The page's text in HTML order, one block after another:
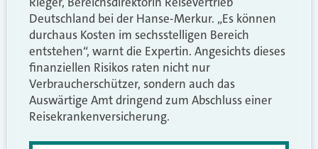
Deutschland bei der Hanse-Merkur. „Es können
durchaus Kosten im sechsstelligen Bereich
entstehen“, warnt die Expertin. Angesichts dieses
finanziellen Risikos raten nicht nur
Verbraucherschützer, sondern auch das
Auswärtige Amt dringend zum Abschluss einer
Reisekrankenversicherung.